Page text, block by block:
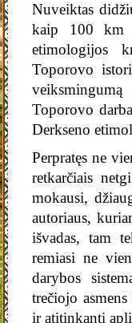
Nuveiktas
kaip 100 km
etimologijos
Toporovo
Toporovo
Derkseno
Perpratęs ne
retkarčiais
mokausi,
autoriaus,
išvadas, tam
remiasi ne
darybos
trečiojo
ir atitinkantį